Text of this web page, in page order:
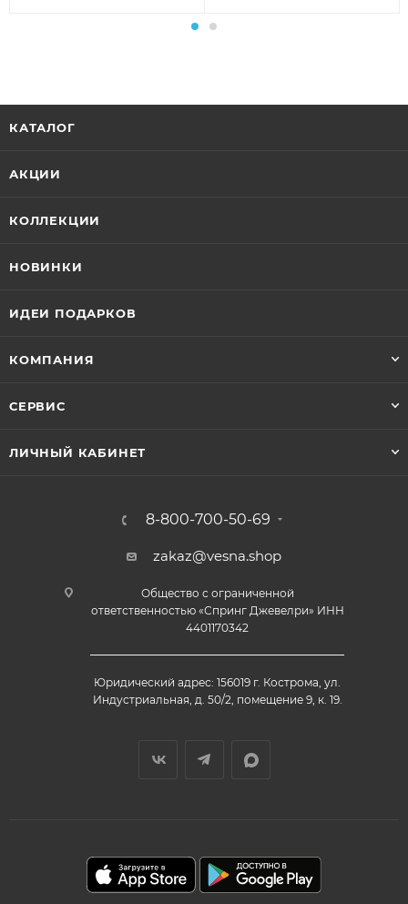
КАТАЛОГ
АКЦИИ
КОЛЛЕКЦИИ
НОВИНКИ
ИДЕИ ПОДАРКОВ
КОМПАНИЯ
СЕРВИС
ЛИЧНЫЙ КАБИНЕТ
8-800-700-50-69
zakaz@vesna.shop
Общество с ограниченной
ответственностью «Спринг Джевелри» ИНН
4401170342
Юридический адрес: 156019 г. Кострома, ул.
Индустриальная, д. 50/2, помещение 9, к. 19.